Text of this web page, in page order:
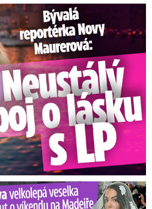
Neustálý boj o lásku s ...
na Madeiře: Svatba plná zákazů!